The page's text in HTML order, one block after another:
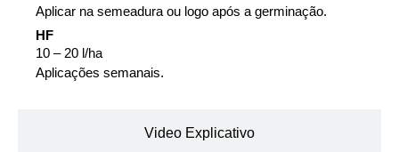
Video Explicativo
Aplicar na semeadura ou logo após a germinação.
HF
10 – 20 l/ha
Aplicações semanais.